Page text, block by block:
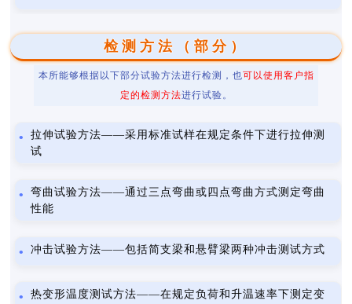
检测方法（部分）
本所能够根据以下部分试验方法进行检测，也可以使用客户指
定的检测方法进行试验。
拉伸试验方法——采用标准试样在规定条件下进行拉伸测
试
弯曲试验方法——通过三点弯曲或四点弯曲方式测定弯曲
性能
冲击试验方法——包括简支梁和悬臂梁两种冲击测试方式
热变形温度测试方法——在规定负荷和升温速率下测定变